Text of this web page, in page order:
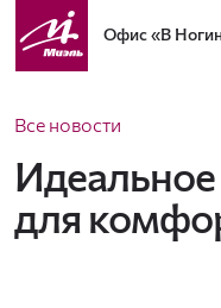
Офис«В
Все новости
для